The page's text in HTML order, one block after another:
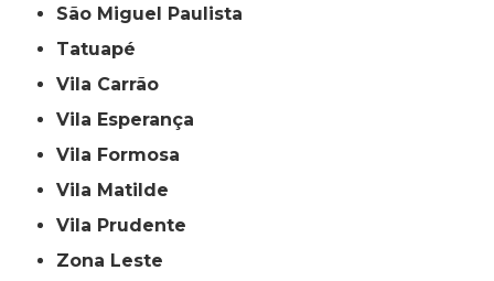
São Miguel Paulista
Tatuapé
Vila Carrão
Vila Esperança
Vila Formosa
Vila Matilde
Vila Prudente
Zona Leste